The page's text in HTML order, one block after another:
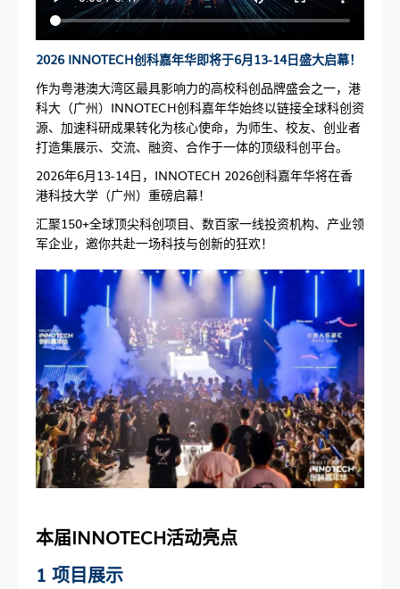
2026 INNOTECH创科嘉年华即将于6月13-14日盛大启幕！
作为粤港澳大湾区最具影响力的高校科创品牌盛会之一，港
科大（广州）INNOTECH创科嘉年华始终以链接全球科创资
源、加速科研成果转化为核心使命，为师生、校友、创业者
打造集展示、交流、融资、合作于一体的顶级科创平台。
2026年6月13-14日，INNOTECH 2026创科嘉年华将在香
港科技大学（广州）重磅启幕！
汇聚150+全球顶尖科创项目、数百家一线投资机构、产业领
军企业，邀你共赴一场科技与创新的狂欢！
本届INNOTECH活动亮点
1 项目展示